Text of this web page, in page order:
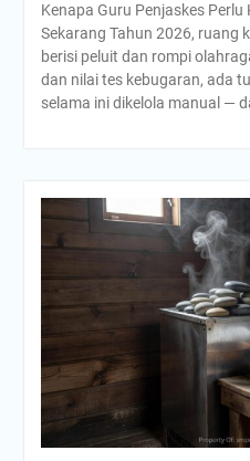
Kenapa Guru Penjaskes Perlu
Sekarang Tahun 2026, ruang
berisi peluit dan rompi
dan nilai tes kebugaran, ada
selama ini dikelola manual —